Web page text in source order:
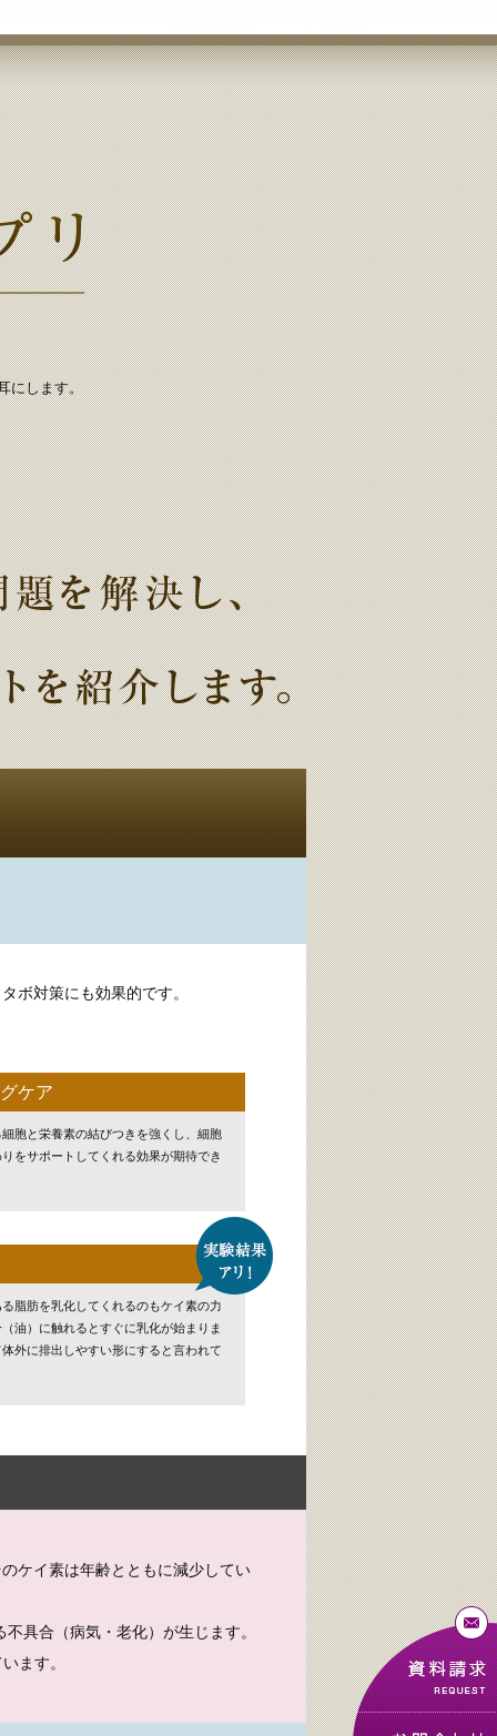
にします。
ボ対策にも効果的です。
ケア
胞と栄養素の結びつきを強くし、細胞
をサポートしてくれる効果が期待でき
脂肪を乳化してくれるのもケイ素の力
油）に触れるとすぐに乳化が始まりま
外に排出しやすい形にすると言われて
ケイ素は年齢とともに減少してい
具合（病気・老化）が生じます。
ます。